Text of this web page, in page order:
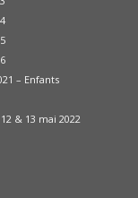
– Enfants
& 13 mai 2022